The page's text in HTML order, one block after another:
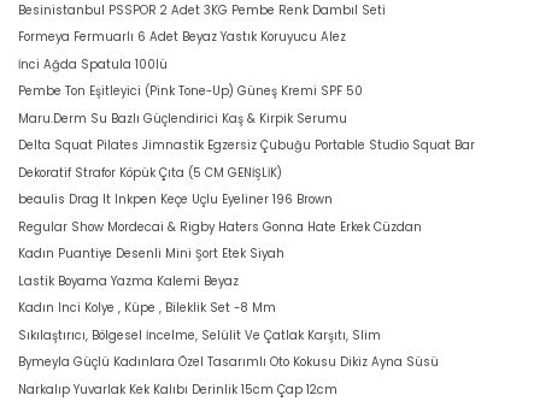
Besinistanbul PSSPOR 2 Adet 3KG Pembe Renk Dambıl Seti
Formeya Fermuarlı 6 Adet Beyaz Yastık Koruyucu Alez
İnci Ağda Spatula 100lü
Pembe Ton Eşitleyici (Pink Tone-Up) Güneş Kremi SPF 50
Maru.Derm Su Bazlı Güçlendirici Kaş & Kirpik Serumu
Delta Squat Pilates Jimnastik Egzersiz Çubuğu Portable Studio Squat Bar
Dekoratif Strafor Köpük Çıta (5 CM GENİŞLİK)
beaulis Drag It Inkpen Keçe Uçlu Eyeliner 196 Brown
Regular Show Mordecai & Rigby Haters Gonna Hate Erkek Cüzdan
Kadın Puantiye Desenli Mini Şort Etek Siyah
Lastik Boyama Yazma Kalemi Beyaz
Kadın Inci Kolye , Küpe , Bileklik Set -8 Mm
Sıkılaştırıcı, Bölgesel İncelme, Selülit Ve Çatlak Karşıtı, Slim
Bymeyla Güçlü Kadınlara Özel Tasarımlı Oto Kokusu Dikiz Ayna Süsü
Narkalıp Yuvarlak Kek Kalıbı Derinlik 15cm Çap 12cm